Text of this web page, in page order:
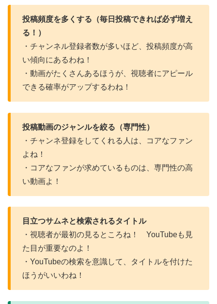
投稿頻度を多くする（毎日投稿できれば必ず増え
る！）
・チャンネル登録者数が多いほど、投稿頻度が高
い傾向にあるわね！
・動画がたくさんあるほうが、視聴者にアピール
できる確率がアップするわね！
投稿動画のジャンルを絞る（専門性）
・チャンネ登録をしてくれる人は、コアなファン
よね！
・コアなファンが求めているものは、専門性の高
い動画よ！
目立つサムネと検索されるタイトル
・視聴者が最初の見るところね！ YouTubeも見
た目が重要なのよ！
・YouTubeの検索を意識して、タイトルを付けた
ほうがいいわね！